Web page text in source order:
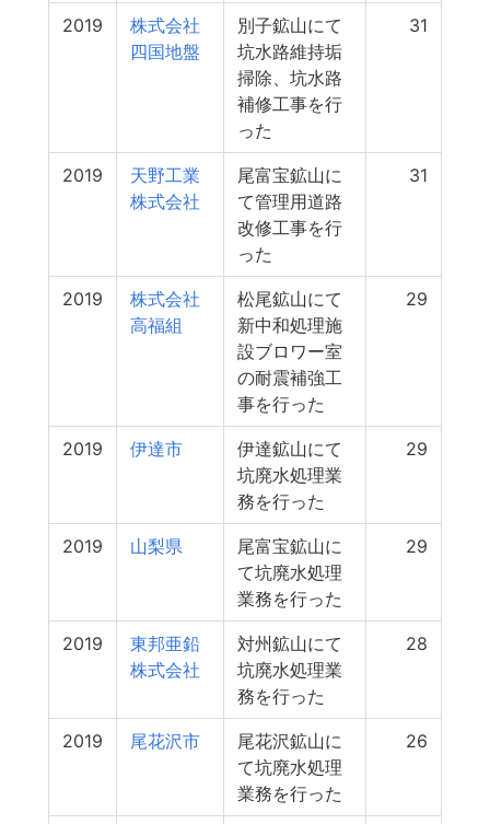
2019
株式会社
四国地盤
別子鉱山にて
坑水路維持垢
掃除、坑水路
補修工事を行
った
31
2019
天野工業
株式会社
尾富宝鉱山に
て管理用道路
改修工事を行
った
31
2019
株式会社
高福組
松尾鉱山にて
新中和処理施
設ブロワー室
の耐震補強工
事を行った
29
2019 伊達市
伊達鉱山にて
坑廃水処理業
務を行った
29
2019 山梨県
尾富宝鉱山に
て坑廃水処理
業務を行った
29
2019
東邦亜鉛
株式会社
対州鉱山にて
坑廃水処理業
務を行った
28
2019 尾花沢市
尾花沢鉱山に
て坑廃水処理
業務を行った
26